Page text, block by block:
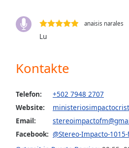
modal
window.
Escape
cancel
anaisis narales
Lu
Kontakte
Telefon:
+502 7948 2707
Website:
Email:
Facebook: @Stereo-Impacto-